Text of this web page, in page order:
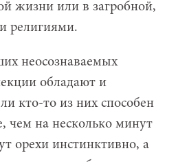
жизни или в загробной,
религиями.
неосознаваемых
обладают и
кто-то из них способен
чем на несколько минут
орехи инстинктивно, а